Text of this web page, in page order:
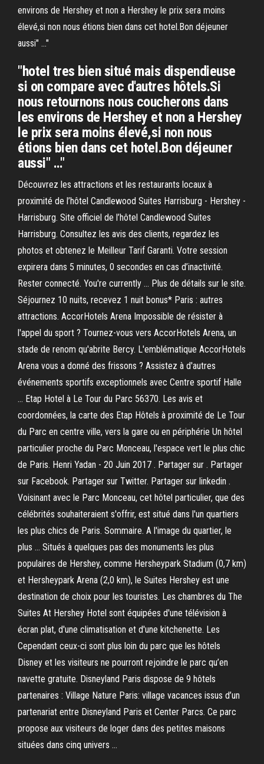
environs de Hershey et non a Hershey le prix sera moins
élevé,si non nous étions bien dans cet hotel.Bon déjeuner
aussi" …"
"hotel tres bien situé mais dispendieuse
si on compare avec d'autres hôtels.Si
nous retournons nous coucherons dans
les environs de Hershey et non a Hershey
le prix sera moins élevé,si non nous
étions bien dans cet hotel.Bon déjeuner
aussi" …"
Découvrez les attractions et les restaurants locaux à
proximité de l’hôtel Candlewood Suites Harrisburg - Hershey -
Harrisburg. Site officiel de l’hôtel Candlewood Suites
Harrisburg. Consultez les avis des clients, regardez les
photos et obtenez le Meilleur Tarif Garanti. Votre session
expirera dans 5 minutes, 0 secondes en cas d’inactivité.
Rester connecté. You're currently … Plus de détails sur le site.
Séjournez 10 nuits, recevez 1 nuit bonus* Paris : autres
attractions. AccorHotels Arena Impossible de résister à
l'appel du sport ? Tournez-vous vers AccorHotels Arena, un
stade de renom qu'abrite Bercy. L'emblématique AccorHotels
Arena vous a donné des frissons ? Assistez à d'autres
événements sportifs exceptionnels avec Centre sportif Halle
… Etap Hotel à Le Tour du Parc 56370. Les avis et
coordonnées, la carte des Etap Hôtels à proximité de Le Tour
du Parc en centre ville, vers la gare ou en périphérie Un hôtel
particulier proche du Parc Monceau, l'espace vert le plus chic
de Paris. Henri Yadan - 20 Juin 2017 . Partager sur . Partager
sur Facebook. Partager sur Twitter. Partager sur linkedin .
Voisinant avec le Parc Monceau, cet hôtel particulier, que des
célébrités souhaiteraient s'offrir, est situé dans l'un quartiers
les plus chics de Paris. Sommaire. A l'image du quartier, le
plus … Situés à quelques pas des monuments les plus
populaires de Hershey, comme Hersheypark Stadium (0,7 km)
et Hersheypark Arena (2,0 km), le Suites Hershey est une
destination de choix pour les touristes. Les chambres du The
Suites At Hershey Hotel sont équipées d'une télévision à
écran plat, d'une climatisation et d'une kitchenette. Les
Cependant ceux-ci sont plus loin du parc que les hôtels
Disney et les visiteurs ne pourront rejoindre le parc qu’en
navette gratuite. Disneyland Paris dispose de 9 hôtels
partenaires : Village Nature Paris: village vacances issus d’un
partenariat entre Disneyland Paris et Center Parcs. Ce parc
propose aux visiteurs de loger dans des petites maisons
situées dans cinq univers …